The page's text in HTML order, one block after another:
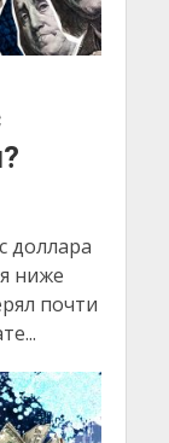
доллара
ниже
почти